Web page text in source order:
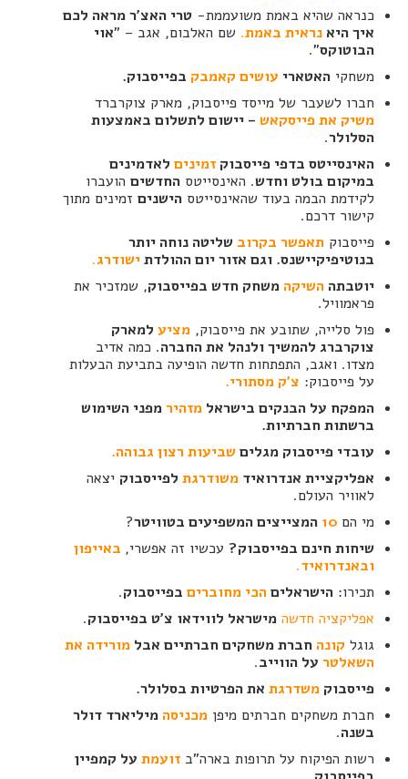
כנראה שהיא באמת משועממת- טרי האצ'ר מראה לכם
איך היא נראית באמת. שם האלבום, אגב – "אוי
הבוטוקס".
משחקי האטארי עושים קאמבק בפייסבוק.
חברו לשעבר של מייסד פייסבוק, מארק צוקרברד
משיק את פייסקאש – יישום לתשלום באמצעות
הסלולר.
האינסייטס בדפי פייסבוק זמיניםלאדמינים
במיקום בולט וחדש. האינסייטס החדשיםהועברו
לקידמת הבמה בעוד שהאינסייטס הישניםזמינים מתוך
קישור דרכם.
פייסבוק תאפשר בקרוב שליטה נוחה יותר
בנוטיפיקיישנס. וגם אזור יום ההולדתישודרג.
יוטבתה השיקה משחק חדש בפייסבוק, שמזכיר את
פראמוויל.
פול סלייה, שתובע את פייסבוק, מציעלמארק
צוקרברג להמשיך ולנהל את החברה. כמה אדיב
מצדו. ואגב, התפתחות חדשה הופיעה בתביעת הבעלות
על פייסבוק: צ'ק מסתורי.
המפקח על הבנקים בישראל מזהירמפני השימוש
ברשתות חברתיות.
עובדי פייסבוק מגליםשביעות רצון גבוהה.
אפליקציית אנדרואיד משודרגתלפייסבוק יצאה
לאוויר העולם.
מי הם 10 המצייצים המשפיעים בטוויטר?
שיחות חינם בפייסבוק? עכשיו זה אפשרי, באייפון
ובאנדרואיד.
תכירו: הישראליםהכי מחובריםבפייסבוק.
אפליקציה חדשה מישראל לווידאו צ'ט בפייסבוק.
גוגל קונה חברת משחקים חברתיים אבל מורידה את
השאלטרעל הווייב.
פייסבוק משדרגתאת הפרטיות בסלולר.
חברת משחקים חברתים מיפן מכניסה מיליארד דולר
בשנה.
רשות הפיקוח על תרופות בארה"ב זועמת על קמפיין